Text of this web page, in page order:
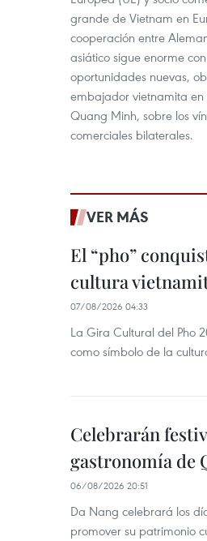
grande de Vietnam en
cooperación entre
asiático sigue enorme
oportunidades nuevas,
embajador vietnamita en
Quang Minh, sobre los
comerciales bilaterales.
VER MÁS
El “pho”
cultura
07/08/2026 04:33
La Gira Cultural del Pho
como símbolo de la
Celebrarán
gastronomía de
06/08/2026 20:51
Da Nang celebrará los
promover su patrimonio